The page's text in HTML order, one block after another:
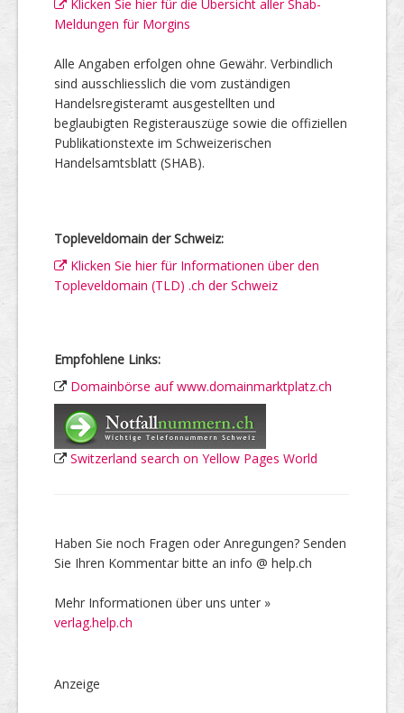
Klicken Sie hier für die Übersicht aller Shab-
Meldungen für Morgins
Alle Angaben erfolgen ohne Gewähr. Verbindlich
sind ausschliesslich die vom zuständigen
Handelsregisteramt ausgestellten und
beglaubigten Registerauszüge sowie die offiziellen
Publikationstexte im Schweizerischen
Handelsamtsblatt (SHAB).
Topleveldomain der Schweiz:
Klicken Sie hier für Informationen über den
Topleveldomain (TLD) .ch der Schweiz
Empfohlene Links:
Domainbörse auf www.domainmarktplatz.ch
Switzerland search on Yellow Pages World
Haben Sie noch Fragen oder Anregungen? Senden
Sie Ihren Kommentar bitte an info @ help.ch
Mehr Informationen über uns unter »
verlag.help.ch
Anzeige